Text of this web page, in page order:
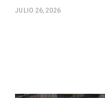
JULIO 26, 2026